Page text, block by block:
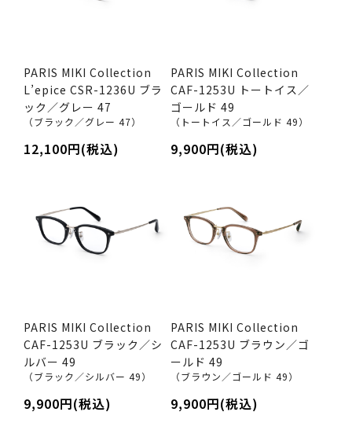
PARIS MIKI Collection
L’epice CSR-1236U ブラ
ック／グレー 47
（ブラック／グレー 47）
12,100円(税込)
PARIS MIKI Collection
CAF-1253U トートイス／
ゴールド 49
（トートイス／ゴールド 49）
9,900円(税込)
PARIS MIKI Collection
CAF-1253U ブラック／シ
ルバー 49
（ブラック／シルバー 49）
9,900円(税込)
PARIS MIKI Collection
CAF-1253U ブラウン／ゴ
ールド 49
（ブラウン／ゴールド 49）
9,900円(税込)